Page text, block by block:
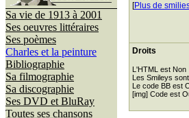
Sa vie de 1913 à 2001
Ses oeuvres littéraires
Ses poèmes
Charles et la peinture
Bibliographie
Sa filmographie
Sa discographie
Ses DVD et BluRay
Toutes ses chansons
[Plus de
Droits
L'HTML est Non
Les Smileys
Le code BB est
[img] Code est